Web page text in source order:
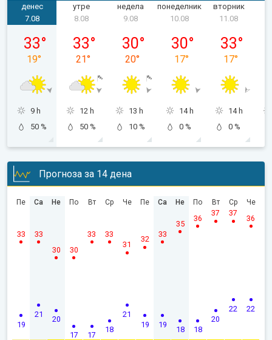
денес
петок, 07.08
7.08
33°
19°
9 h
50 %
утре
8.08
33°
21°
12 h
50 %
недела
9.08
30°
20°
13 h
10 %
понеделник
10.08
30°
17°
14 h
0 %
вторник
11.08
33°
17°
14 h
0 %
Прогноза за 14 дена
Пе
19
33
Са
21
33
Не
20
30
По
17
30
Вт
17
33
Ср
18
33
Че
21
31
Пе
19
32
Са
19
33
Не
18
35
По
18
36
Вт
20
37
Ср
22
37
Че
22
36